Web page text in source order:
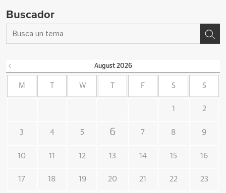
Buscador
August 2026
M W F S S
1 2
3 4 5 6 7 8 9
10 11 12 13 14 15 16
17 18 19 20 21 22 23